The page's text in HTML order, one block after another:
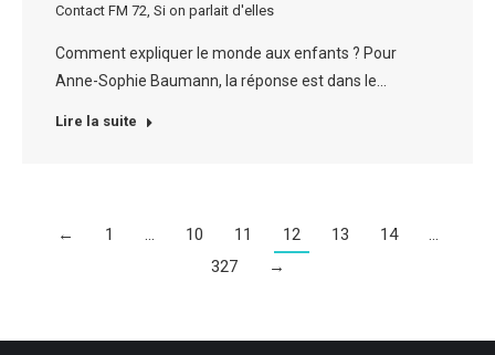
Contact FM 72 Si on parlait d'elles
Comment expliquer le monde aux enfants ? Pour
Anne-Sophie Baumann, la réponse est dans le…
Lire la suite
← 1 … 10 11 12 13 14
…
327
→